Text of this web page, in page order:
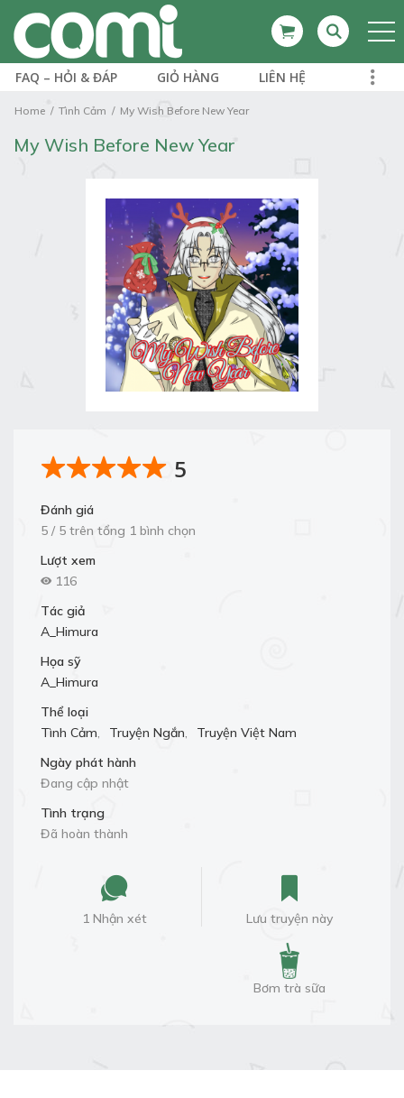
FAQ – HỎI & ĐÁP GIỎ HÀNG LIÊN HỆ
Home Tình Cảm My Wish Before New Year
My Wish Before New Year
5
Đánh giá
5 / 5 trên tổng 1 bình chọn
Lượt xem
116
Tác giả
A_Himura
Họa sỹ
A_Himura
Thể loại
Tình Cảm, Truyện Ngắn,
Truyện Việt Nam
Ngày phát hành
Đang cập nhật
Tình trạng
Đã hoàn thành
1 Nhận xét Lưu truyện này
Bơm trà sữa